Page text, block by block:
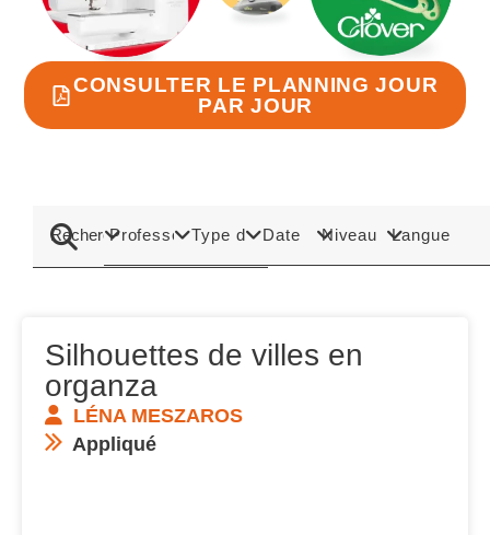
CONSULTER LE PLANNING JOUR
PAR JOUR
Silhouettes de villes en
organza
LÉNA MESZAROS
Appliqué